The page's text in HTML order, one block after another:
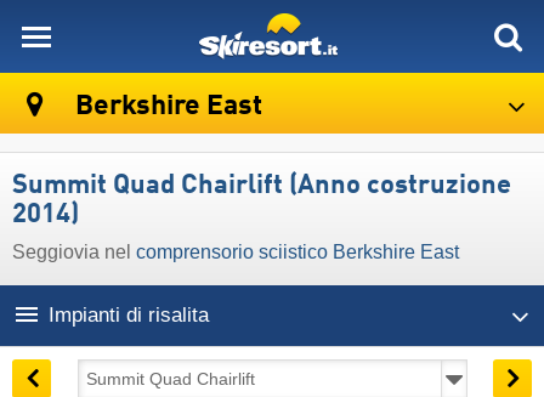
Berkshire East
Summit Quad Chairlift (Anno costruzione
2014)
Seggiovia nel comprensorio sciistico Berkshire East
Impianti di risalita